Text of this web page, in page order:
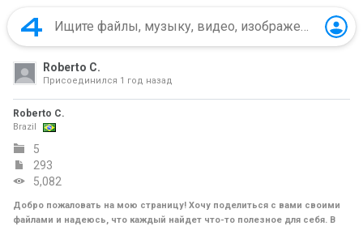
Roberto C.
Присоединился 1 год назад
Roberto C.
Brazil
5
293
5,082
Добро пожаловать на мою страницу! Хочу поделиться с вами своими
файлами и надеюсь, что каждый найдет что-то полезное для себя. В